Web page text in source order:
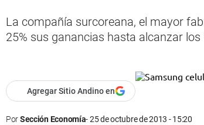
La compañía surcoreana, el mayor
25% sus ganancias hasta alcanzar los
Agregar Sitio Andino en
PorSección Economía 25 de octubre de 2013 - 15:20